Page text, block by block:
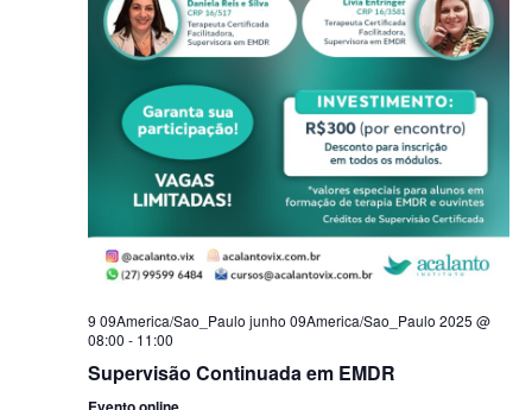
9 09America/Sao_Paulo junho 09America/Sao_Paulo 2025 @
08:00 - 11:00
Supervisão Continuada em EMDR